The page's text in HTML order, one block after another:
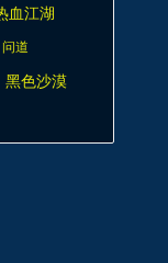
血江湖
问道
黑色沙漠